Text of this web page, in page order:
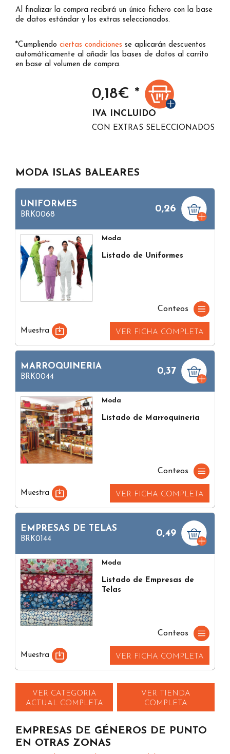
Al finalizar la compra recibirá un único fichero con la base
de datos estándar y los extras seleccionados.
*Cumpliendo ciertas condiciones se aplicarán descuentos
automáticamente al añadir las bases de datos al carrito
en base al volumen de compra.
0,18€ *
IVA INCLUIDO
CON EXTRAS SELECCIONADOS
MODA ISLAS BALEARES
UNIFORMES
BRK0068
0,26
Moda
Listado de Uniformes
Conteos
Muestra VER FICHA COMPLETA
MARROQUINERIA
BRK0044
0,37
Moda
Listado de Marroquineria
Conteos
Muestra VER FICHA COMPLETA
EMPRESAS DE TELAS
BRK0144
0,49
Moda
Listado de Empresas de
Telas
Conteos
Muestra VER FICHA COMPLETA
VER CATEGORIA
ACTUAL COMPLETA
VER TIENDA
COMPLETA
EMPRESAS DE GÉNEROS DE PUNTO
EN OTRAS ZONAS